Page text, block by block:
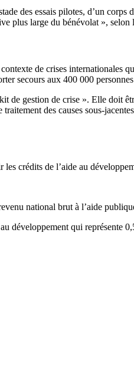
des essais pilotes, d’un
plus large du bénévolat »,
de crises
secours aux 400 000
de gestion de crise ». Elle
des causes sous-
crédits de l’aide au
national brut à l’aide
développement qui représente